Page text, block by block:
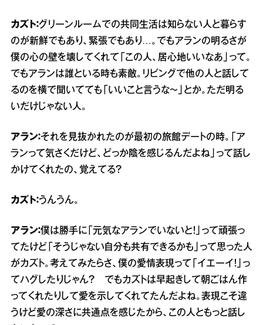
カズト：グリーンルームでの共同生活は知らない人と暮らす
のが新鮮でもあり、緊張でもあり…。でもアランの明るさが
僕の心の壁を壊してくれて「この人、居心地いいなあ」って。
でもアランは誰といる時も素敵。リビングで他の人と話して
るのを横で聞いてても「いいこと言うな～」とか。ただ明る
いだけじゃない人。
アラン：それを見抜かれたのが最初の旅館デートの時。「ア
ランって気さくだけど、どっか陰を感じるんだよね」って話し
かけてくれたの、覚えてる？
カズト：うんうん。
アラン：僕は勝手に「元気なアランでいないと！」って頑張っ
てたけど「そうじゃない自分も共有できるかも」って思った人
がカズト。考えてみたらさ、僕の愛情表現って「イエーイ！」っ
てハグしたりじゃん？ でもカズトは早起きして朝ごはん作
ってくれたりして愛を示してくれてたんだよね。表現こそ違
うけど愛の深さに共通点を感じたから、この人ともっと話し